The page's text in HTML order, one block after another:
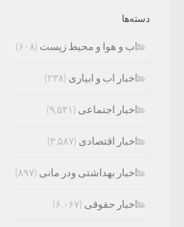
دسته‌ها
اب و هوا و محیط زیست (۶۰۸)
اخبار اب و ابیاری (۲۳۸)
اخبار اجتماعی (۹,۵۴۱)
اخبار اقتصادی (۳,۵۸۷)
اخبار بهداشتی ودر مانی (۸۹۷)
اخبار حقوقی (۶,۰۶۷)